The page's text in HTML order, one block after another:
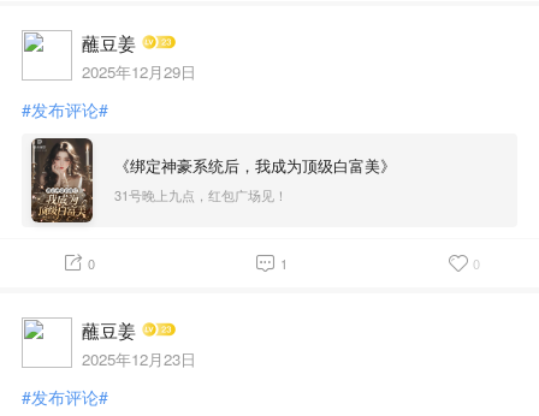
蘸豆姜
2025年12月29日
#发布评论#
《绑定神豪系统后，我成为顶级白富美》
31号晚上九点，红包广场见！
0 1 0
蘸豆姜
2025年12月23日
#发布评论#